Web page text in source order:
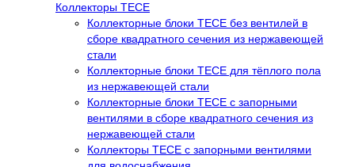
Коллекторы TECE
Коллекторные блоки TECE без вентилей в
сборе квадратного сечения из нержавеющей
стали
Коллекторные блоки TECE для тёплого пола
из нержавеющей стали
Коллекторные блоки TECE с запорными
вентилями в сборе квадратного сечения из
нержавеющей стали
Коллекторы TECE с запорными вентилями